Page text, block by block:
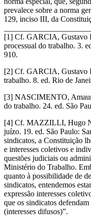
prevalece sobre a norma
129, inciso III, da
[1] Cf. GARCIA, Gustavo
processual do trabalho. 3.
910.
[2] Cf. GARCIA, Gustavo
trabalho. 8. ed. Rio de
[3] NASCIMENTO,
do trabalho. 24. ed. São
[4] Cf. MAZZILLI, Hugo
juízo. 19. ed. São Paulo:
sindicatos, a Constituição
e interesses coletivos e
questões judiciais ou
Ministério do Trabalho.
quanto à possibilidade de
sindicatos, entendemos
expressão interesses
que os sindicatos
(interesses difusos)”.